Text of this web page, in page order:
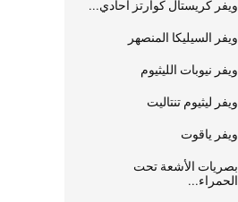
ويفر كريستال كوارتز أحادي...
ويفر السيليكا المنصهر
ويفر نيوبات الليثيوم
ويفر ليثيوم تنتاليت
ويفر ياقوت
بصريات الأشعة تحت
الحمراء...